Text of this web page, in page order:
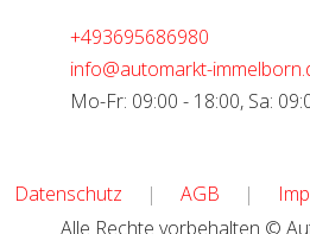
+493695686980
info@automarkt-
Mo-Fr: 09:00 - 18:00, Sa:
Datenschutz | AGB |
Alle Rechte vorbehalten ©